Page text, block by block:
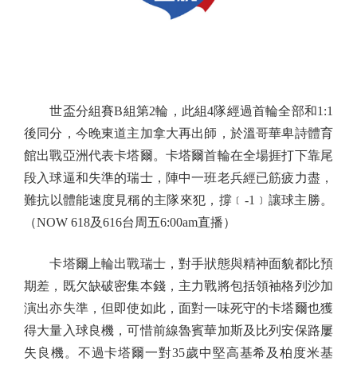
世盃分組賽B組第2輪，此組4隊經過首輪全部和1:1
後同分，今晚東道主加拿大再出師，於溫哥華卑詩體育
館出戰亞洲代表卡塔爾。卡塔爾首輪在全場捱打下靠尾
段入球逼和失準的瑞士，陣中一班老兵經已筋疲力盡，
難抗以體能速度見稱的主隊來犯，撐﹝-1﹞讓球主勝。
（NOW 618及616台周五6:00am直播）
卡塔爾上輪出戰瑞士，對手狀態與精神面貌都比預
期差，既欠缺破密集本錢，主力戰將包括領袖格列沙加
演出亦失準，但即使如此，面對一味死守的卡塔爾也獲
得大量入球良機，可惜前線魯賓華加斯及比列安保路屢
失良機。不過卡塔爾一對35歲中堅高基希及柏度米基